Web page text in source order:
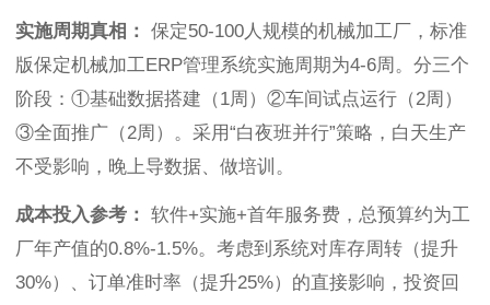
实施周期真相：
保定50-100人规模的机械加工厂，标准
版保定机械加工ERP管理系统实施周期为4-6周。分三个
阶段：①基础数据搭建（1周）②车间试点运行（2周）
③全面推广（2周）。采用“白夜班并行”策略，白天生产
不受影响，晚上导数据、做培训。
成本投入参考：
软件+实施+首年服务费，总预算约为工
厂年产值的0.8%-1.5%。考虑到系统对库存周转（提升
30%）、订单准时率（提升25%）的直接影响，投资回